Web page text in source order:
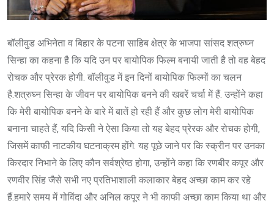
बॉलीवुड अभिनेता व बिहार के पटना साहिब क्षेत्र के भाजपा सांसद शत्रुघ्न
सिन्हा का कहना है कि यदि उन पर बायोपिक फिल्म बनायी जाती है तो वह बेहद
रोचक और प्रेरक होगी. बॉलीवुड में इन दिनों बायोपिक फिल्मों का चलन
है.शत्रुघ्न सिन्हा के जीवन पर बायोपिक बनने की खबरें चर्चा में हैं. उन्होंने कहा
कि मेरी बायोपिक बनने के बारे में बातें हो रही हैं और कुछ लोग मेरी बायोपिक
बनाना चाहते हैं, यदि किसी ने ऐसा किया तो यह बेहद प्रेरक और रोचक होगी,
जिसमें काफी नाटकीय घटनाक्रम होंगे. यह पूछे जाने पर कि स्क्रीन पर उनका
किरदार निभाने के लिए कौन सर्वश्रेष्ठ होगा, उन्होंने कहा कि रणबीर कपूर और
रणवीर सिंह जैसे सभी नए प्रतिभाशाली कलाकार बेहद अच्छा काम कर रहे
हैं.हमारे समय में गोविंदा और अनिल कपूर ने भी काफी अच्छा काम किया था और